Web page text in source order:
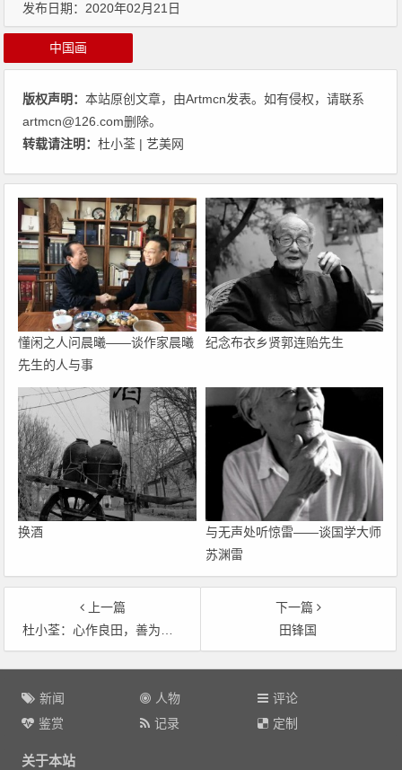
发布日期：2020年02月21日
中国画
版权声明：本站原创文章，由Artmcn发表。如有侵权，请联系
artmcn@126.com删除。
转载请注明：杜小荃 | 艺美网
懂闲之人问晨曦——谈作家晨曦
先生的人与事
纪念布衣乡贤郭连贻先生
换酒
与无声处听惊雷——谈国学大师
苏渊雷
上一篇
杜小荃：心作良田，善为至宝
下一篇
田锋国
文
新闻 人物
评论
鉴赏
记录 定制
关于本站